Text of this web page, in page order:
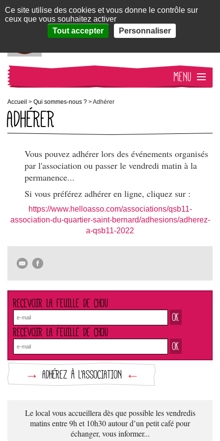
QSB11susciter, transformer,
s'engager
MENU
ACCUEIL
QUI SOMMES-NOUS ?
NOS ACTIVITÉS
ACTUALITÉS
CONTACT
Accueil > Qui sommes-nous ? >Adhérer
ADHÉRER
Vous pouvez adhérer lors des événements organisés
par l'association ou passer le vendredi matin à la
permanence...
Si vous préférez adhérer en ligne, cliquez sur :
https://www.helloasso.com/associations/qsb11-
association-du-quartier-saint-bernard/adhesions/adherez-
a-qsb11-2022
RECEVOIR LA FEUILLE DE CHOU
RECEVOIR LA FEUILLE DE CHOU
→ ADHÉREZ À L'ASSOCIATION ←
Le local vous accueillera dès que possible les vendredis
matins entre 9h et 10h30 autour d’un petit café pour
échanger, vous informer...
Panneau de gestion des cookies
Ce site utilise des cookies et vous donne le contrôle sur
ceux que vous souhaitez activer
Tout accepter
Personnaliser